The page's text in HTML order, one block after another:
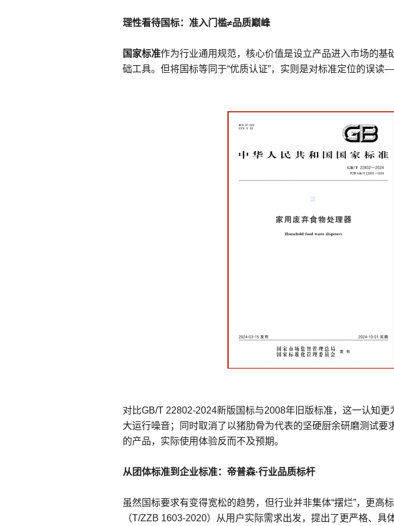
理性看待国标：准入门槛≠品质巅峰
国家标准作为行业通用规范，核心价值是设立产品进入市场的
础工具。但将国标等同于“优质认证”，实则是对标准定位的误读
对比GB/T 22802-2024新版国标与2008年旧版标准，这一认知
大运行噪音；同时取消了以猪肋骨为代表的坚硬厨余研磨测试
的产品，实际使用体验反而不及预期。
从团体标准到企业标准：帝普森·行业品质标杆
虽然国标要求有变得宽松的趋势，但行业并非集体“摆烂”，更高
（T/ZZB 1603-2020）从用户实际需求出发，提出了更严格、